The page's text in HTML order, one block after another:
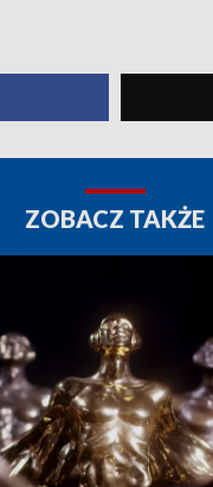
ZOBACZ TAKŻE